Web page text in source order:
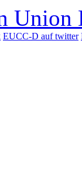
Union
EUCC-D auf twitter